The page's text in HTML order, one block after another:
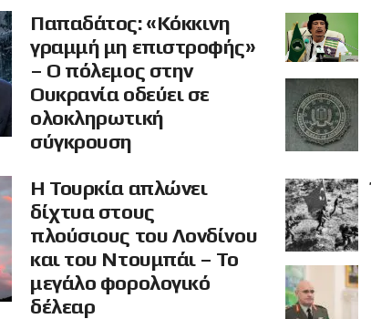
Παπαδάτος: «Κόκκινη
γραμμή μη επιστροφής»
– Ο πόλεμος στην
Ουκρανία οδεύει σε
ολοκληρωτική
σύγκρουση
Η Τουρκία απλώνει
δίχτυα στους
πλούσιους του Λονδίνου
και του Ντουμπάι – Το
μεγάλο φορολογικό
δέλεαρ